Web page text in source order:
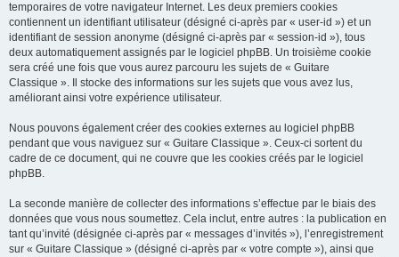
temporaires de votre navigateur Internet. Les deux premiers cookies
contiennent un identifiant utilisateur (désigné ci-après par « user-id ») et un
identifiant de session anonyme (désigné ci-après par « session-id »), tous
deux automatiquement assignés par le logiciel phpBB. Un troisième cookie
sera créé une fois que vous aurez parcouru les sujets de « Guitare
Classique ». Il stocke des informations sur les sujets que vous avez lus,
améliorant ainsi votre expérience utilisateur.
Nous pouvons également créer des cookies externes au logiciel phpBB
pendant que vous naviguez sur « Guitare Classique ». Ceux-ci sortent du
cadre de ce document, qui ne couvre que les cookies créés par le logiciel
phpBB.
La seconde manière de collecter des informations s’effectue par le biais des
données que vous nous soumettez. Cela inclut, entre autres : la publication en
tant qu’invité (désignée ci-après par « messages d’invités »), l’enregistrement
sur « Guitare Classique » (désigné ci-après par « votre compte »), ainsi que